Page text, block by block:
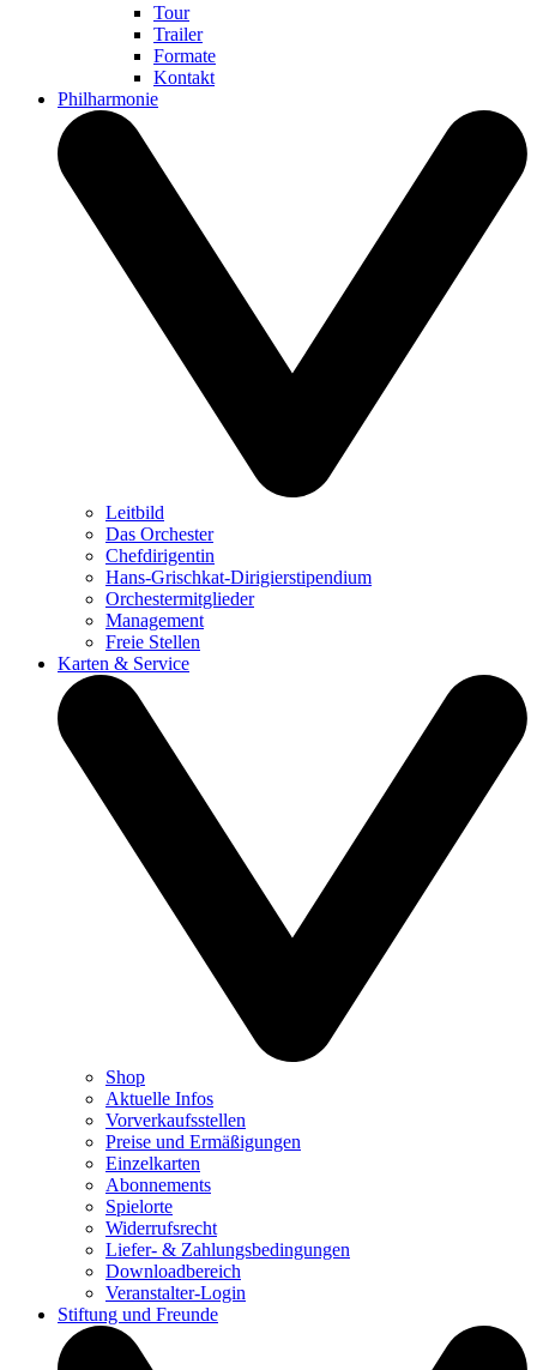
Tour
Trailer
Formate
Kontakt
Philharmonie
Leitbild
Das Orchester
Chefdirigentin
Hans-Grischkat-Dirigierstipendium
Orchestermitglieder
Management
Freie Stellen
Karten & Service
Shop
Aktuelle Infos
Vorverkaufsstellen
Preise und Ermäßigungen
Einzelkarten
Abonnements
Spielorte
Widerrufsrecht
Liefer- & Zahlungsbedingungen
Downloadbereich
Veranstalter-Login
Stiftung und Freunde